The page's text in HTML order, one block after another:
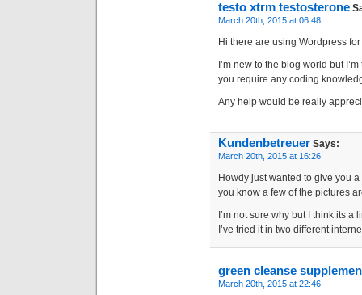
testo xtrm testosterone
March 20th, 2015 at 06:48
Hi there are using Wordpress
I’m new to the blog world but
you require any coding
Any help would be really
Kundenbetreuer Says:
March 20th, 2015 at 16:26
Howdy just wanted to give you
you know a few of the pictures
I’m not sure why but I think its a
I’ve tried it in two different
green cleanse
March 20th, 2015 at 22:46